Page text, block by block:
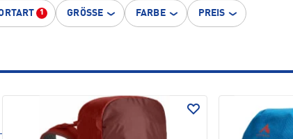
1 GRÖSSE FARBE PREIS